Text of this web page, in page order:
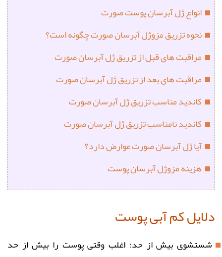
انواع ژل آبرسان پوست صورت
نحوه تزریق مزوژل آبرسان صورت چگونه است؟
مراقبت های قبل از تزریق ژل آبرسان صورت
مراقبت های بعد از تزریق ژل آبرسان صورت
کاندید مناسب تزریق ژل آبرسان صورت
کاندید نامناسب تزریق ژل آبرسان صورت
آیا ژل آبرسان صورت عوارض دارد؟
هزینه مزوژل آبرسان پوست
دلایل کم آبی پوست
شستشوی بیش از حد: اغلب وقتی پوست را بیش از حد